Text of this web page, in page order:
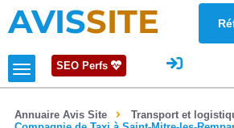
AVISSITE
SEO Perfs
Annuaire Avis Site
Transport et